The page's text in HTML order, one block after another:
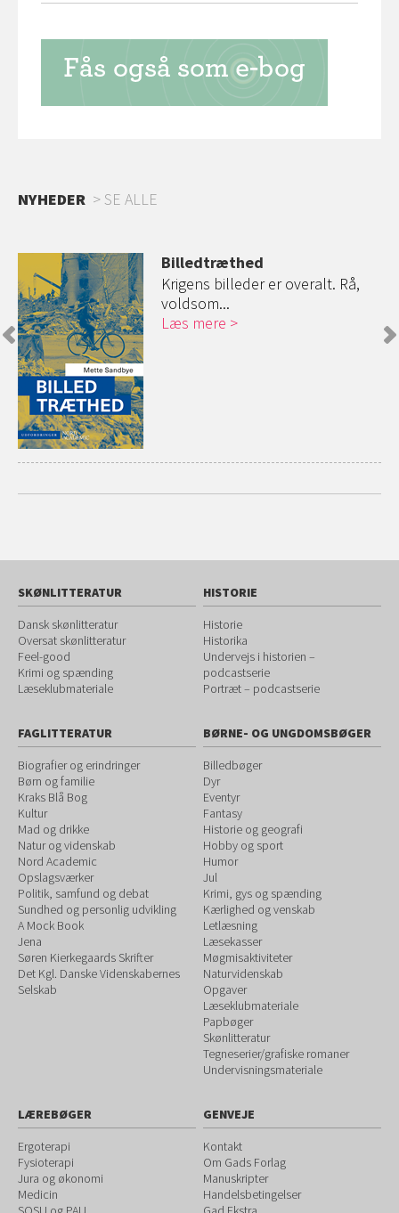
NYHEDER SE ALLE
Billedtræthed
Krigens billeder er overalt. Rå,
voldsom...
Læs mere
SKØNLITTERATUR
Dansk skønlitteratur
Oversat skønlitteratur
Feel-good
Krimi og spænding
Læseklubmateriale
HISTORIE
Historie
Historika
Undervejs i historien –
podcastserie
Portræt – podcastserie
FAGLITTERATUR
Biografier og erindringer
Børn og familie
Kraks Blå Bog
Kultur
Mad og drikke
Natur og videnskab
Nord Academic
Opslagsværker
Politik, samfund og debat
Sundhed og personlig udvikling
A Mock Book
Jena
Søren Kierkegaards Skrifter
Det Kgl. Danske Videnskabernes
Selskab
BØRNE- OG UNGDOMSBØGER
Billedbøger
Dyr
Eventyr
Fantasy
Historie og geografi
Hobby og sport
Humor
Jul
Krimi, gys og spænding
Kærlighed og venskab
Letlæsning
Læsekasser
Møgmisaktiviteter
Naturvidenskab
Opgaver
Læseklubmateriale
Papbøger
Skønlitteratur
Tegneserier/grafiske romaner
Undervisningsmateriale
LÆREBØGER
Ergoterapi
Fysioterapi
Jura og økonomi
Medicin
GENVEJE
Kontakt
Om Gads Forlag
Manuskripter
Handelsbetingelser